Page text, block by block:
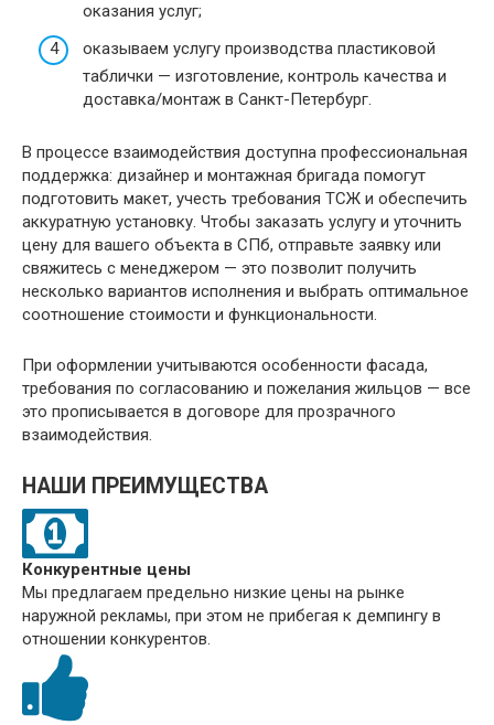
оказания услуг;
оказываем услугу производства пластиковой
таблички — изготовление, контроль качества и
доставка/монтаж в Санкт-Петербург.
В процессе взаимодействия доступна профессиональная
поддержка: дизайнер и монтажная бригада помогут
подготовить макет, учесть требования ТСЖ и обеспечить
аккуратную установку. Чтобы заказать услугу и уточнить
цену для вашего объекта в СПб, отправьте заявку или
свяжитесь с менеджером — это позволит получить
несколько вариантов исполнения и выбрать оптимальное
соотношение стоимости и функциональности.
При оформлении учитываются особенности фасада,
требования по согласованию и пожелания жильцов — все
это прописывается в договоре для прозрачного
взаимодействия.
НАШИ ПРЕИМУЩЕСТВА
Конкурентные цены
Мы предлагаем предельно низкие цены на рынке
наружной рекламы, при этом не прибегая к демпингу в
отношении конкурентов.